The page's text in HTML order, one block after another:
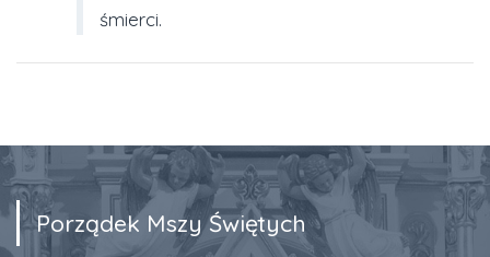
śmierci.
Porządek Mszy Świętych